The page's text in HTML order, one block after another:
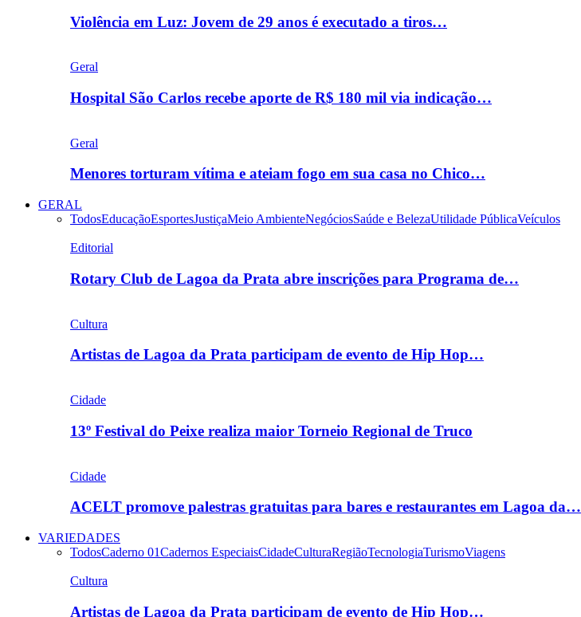
Violência em Luz: Jovem de 29 anos é executado a tiros…
Geral
Hospital São Carlos recebe aporte de R$ 180 mil via indicação…
Geral
Menores torturam vítima e ateiam fogo em sua casa no Chico…
GERAL
TodosEducaçãoEsportesJustiçaMeio AmbienteNegóciosSaúde e BelezaUtilidade PúblicaVeículos
Editorial
Rotary Club de Lagoa da Prata abre inscrições para Programa de…
Cultura
Artistas de Lagoa da Prata participam de evento de Hip Hop…
Cidade
13º Festival do Peixe realiza maior Torneio Regional de Truco
Cidade
ACELT promove palestras gratuitas para bares e restaurantes em Lagoa da…
VARIEDADES
TodosCaderno 01Cadernos EspeciaisCidadeCulturaRegiãoTecnologiaTurismoViagens
Cultura
Artistas de Lagoa da Prata participam de evento de Hip Hop…